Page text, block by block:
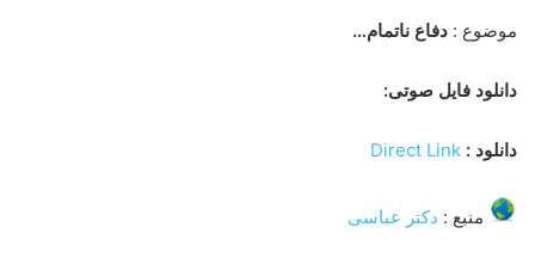
موضوع : دفاع ناتمام…
دانلود فایل صوتی:
دانلود : Direct Link
منبع : دکتر عباسی